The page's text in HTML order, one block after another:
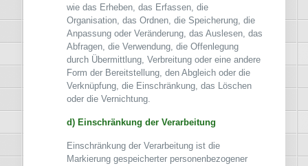
wie das Erheben, das Erfassen, die
Organisation, das Ordnen, die Speicherung, die
Anpassung oder Veränderung, das Auslesen, das
Abfragen, die Verwendung, die Offenlegung
durch Übermittlung, Verbreitung oder eine andere
Form der Bereitstellung, den Abgleich oder die
Verknüpfung, die Einschränkung, das Löschen
oder die Vernichtung.
d) Einschränkung der Verarbeitung
Einschränkung der Verarbeitung ist die
Markierung gespeicherter personenbezogener